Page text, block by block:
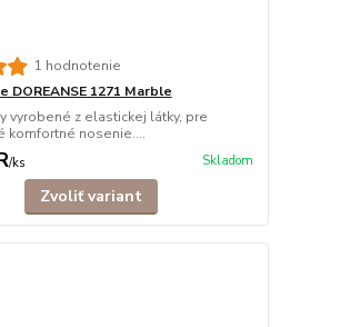
1 hodnotenie
DOREANSE 1271 Marble
vyrobené z elastickej látky, pre
komfortné nosenie....
/ks Skladom
Zvoliť variant